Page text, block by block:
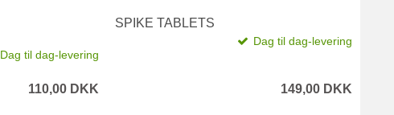
Dag til dag-levering
110,00 DKK
SPIKE TABLETS
Dag til dag-levering
149,00 DKK